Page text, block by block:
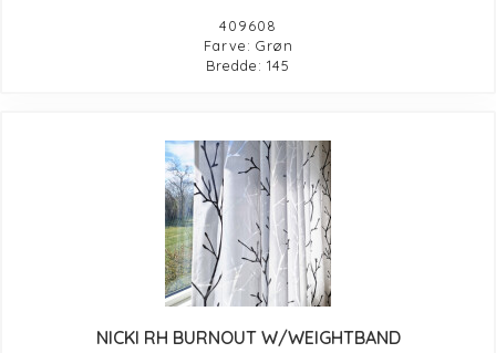
409608
Farve: Grøn
Bredde: 145
NICKI RH BURNOUT W/WEIGHTBAND